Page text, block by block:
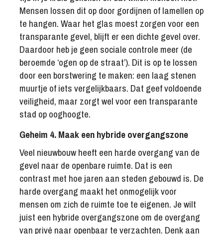
Mensen lossen dit op door gordijnen of lamellen op
te hangen. Waar het glas moest zorgen voor een
transparante gevel, blijft er een dichte gevel over.
Daardoor heb je geen sociale controle meer (de
beroemde ‘ogen op de straat’). Dit is op te lossen
door een borstwering te maken: een laag stenen
muurtje of iets vergelijkbaars. Dat geef voldoende
veiligheid, maar zorgt wel voor een transparante
stad op ooghoogte.
Geheim 4. Maak een hybride overgangszone
Veel nieuwbouw heeft een harde overgang van de
gevel naar de openbare ruimte. Dat is een
contrast met hoe jaren aan steden gebouwd is. De
harde overgang maakt het onmogelijk voor
mensen om zich de ruimte toe te eigenen. Je wilt
juist een hybride overgangszone om de overgang
van privé naar openbaar te verzachten. Denk aan